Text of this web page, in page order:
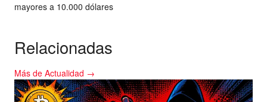
mayores a 10.000 dólares
Relacionadas
Más de Actualidad →